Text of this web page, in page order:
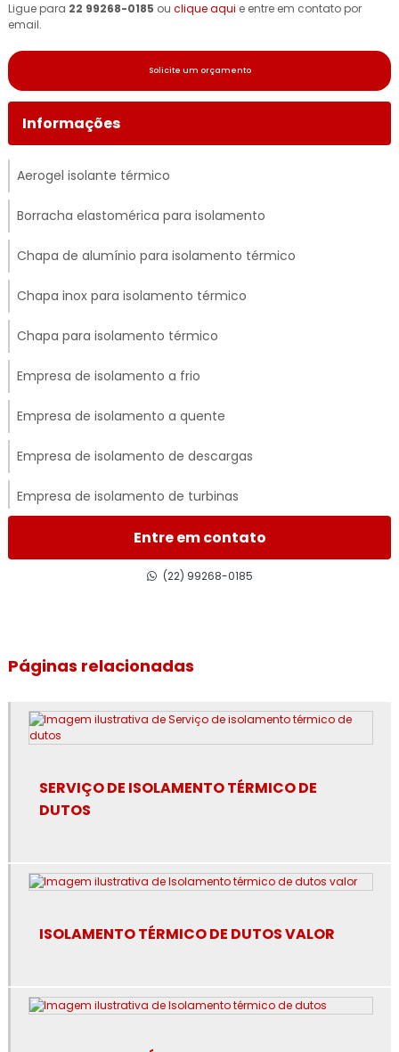
Ligue para 22 99268-0185 ou clique aqui e entre em contato por
email.
Solicite um orçamento
Informações
Aerogel isolante térmico
Borracha elastomérica para isolamento
Chapa de alumínio para isolamento térmico
Chapa inox para isolamento térmico
Chapa para isolamento térmico
Empresa de isolamento a frio
Empresa de isolamento a quente
Empresa de isolamento de descargas
Empresa de isolamento de turbinas
Empresa de isolamento térmico
Empresa de isolamento térmico de dutos
Empresa de isolamento térmico industrial no rj
Empresa de revestimento de lã de rocha
Empresa de revestimento de poliuretano
Empresa de revestimento fibra cerâmica
Especialista em isolamento térmico industrial
Espuma de poliuretano para isolamento
Entre em contato
(22) 99268-0185
Páginas relacionadas
SERVIÇO DE ISOLAMENTO TÉRMICO DE
DUTOS
ISOLAMENTO TÉRMICO DE DUTOS VALOR